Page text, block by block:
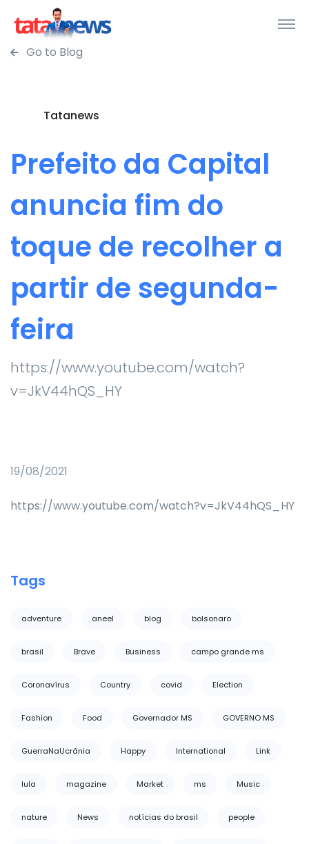
Go to Blog
Tatanews
Prefeito da Capital
anuncia fim do
toque de recolher a
partir de segunda-
feira
https://www.youtube.com/watch?
v=JkV44hQS_HY
19/08/2021
https://www.youtube.com/watch?v=JkV44hQS_HY
Tags
adventure aneel blog bolsonaro
brasil Brave Business campo grande ms
Coronavírus Country covid Election
Fashion Food Governador MS GOVERNO MS
GuerraNaUcrânia Happy International Link
lula magazine Market ms Music
nature News notícias do brasil people